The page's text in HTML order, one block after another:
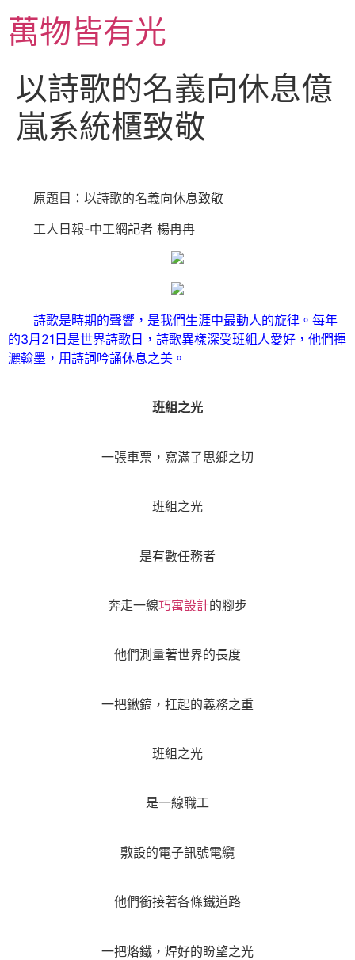
主萬物皆有光
以詩歌的名義向休息億
嵐系統櫃致敬
原題目：以詩歌的名義向休息致敬
工人日報-中工網記者 楊冉冉
詩歌是時期的聲響，是我們生涯中最動人的旋律。每年
的3月21日是世界詩歌日，詩歌異樣深受班組人愛好，他們揮
灑翰墨，用詩詞吟誦休息之美。
班組之光
一張車票，寫滿了思鄉之切
班組之光
是有數任務者
奔走一線巧寓設計的腳步
他們測量著世界的長度
一把鍬鎬，扛起的義務之重
班組之光
是一線職工
敷設的電子訊號電纜
他們銜接著各條鐵道路
一把烙鐵，焊好的盼望之光